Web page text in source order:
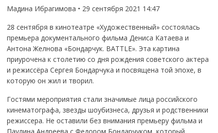
Мадина Ибрагимова • 29 сентября 2021 14:47
28 сентября в кинотеатре «Художественный» состоялась
премьера документального фильма Дениса Катаева и
Антона Желнова «Бондарчук. BATTLE». Эта картина
приурочена к столетию со дня рождения советского актера
и режиссёра Сергея Бондарчука и посвящена той эпохе, в
которую он жил и творил.
Гостями мероприятия стали значимые лица российского
кинематографа, звезды шоубизнеса, друзья и родственники
режиссера. Не оставили без внимания премьеру фильма и